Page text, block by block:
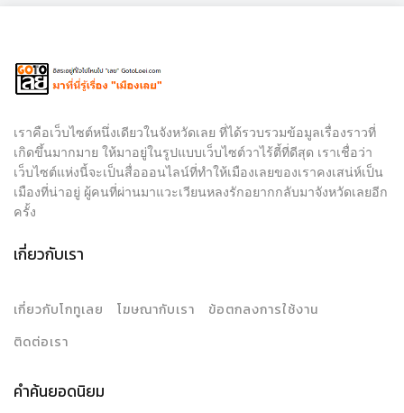
เราคือเว็บไซต์หนึ่งเดียวในจังหวัดเลย ที่ได้รวบรวมข้อมูลเรื่องราวที่
เกิดขึ้นมากมาย ให้มาอยู่ในรูปแบบเว็บไซต์วาไร้ตี้ที่ดีสุด เราเชื่อว่า
เว็บไซต์แห่งนี้จะเป็นสื่อออนไลน์ที่ทำให้เมืองเลยของเราคงเสน่ห์เป็น
เมืองที่น่าอยู่ ผู้คนที่ผ่านมาแวะเวียนหลงรักอยากกลับมาจังหวัดเลยอีก
ครั้ง
เกี่ยวกับเรา
เกี่ยวกับโกทูเลย โฆษณากับเรา
ข้อตกลงการใช้งาน
ติดต่อเรา
คำค้นยอดนิยม